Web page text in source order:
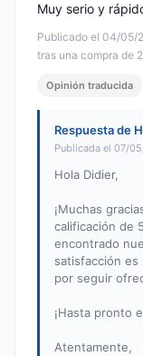
Publicado el 04/05/
tras una compra de
Muy serio y
Opinión traducida
Respuesta de
Publicada el 07/
Hola Didier,
¡Muchas
calificación de
encontrado
satisfacción
por seguir
¡Hasta pronto
Atentamente,